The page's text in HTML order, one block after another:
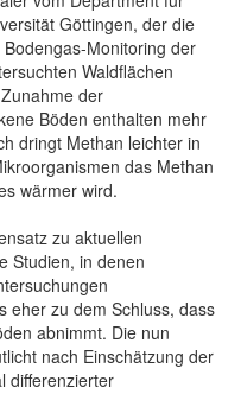
Göttingen, der die
Monitoring der
Waldflächen
der
Böden enthalten mehr
dringt Methan leichter in
das Methan
wärmer wird.
zu aktuellen
Studien, in denen
eher zu dem Schluss, dass
abnimmt. Die nun
nach Einschätzung der
differenzierter